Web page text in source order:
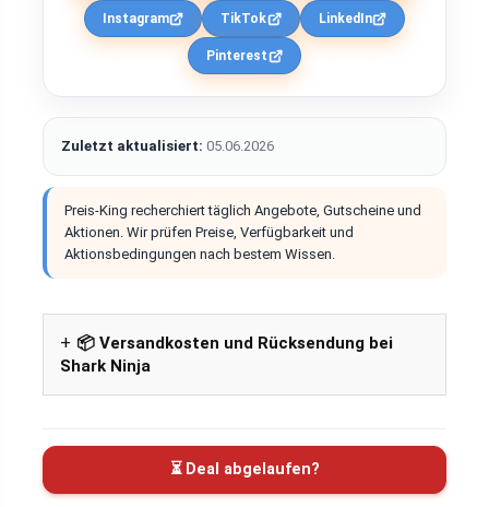
Instagram TikTok LinkedIn
Pinterest
Zuletzt aktualisiert: 05.06.2026
Preis-King recherchiert täglich Angebote, Gutscheine und
Aktionen. Wir prüfen Preise, Verfügbarkeit und
Aktionsbedingungen nach bestem Wissen.
📦 Versandkosten und Rücksendung bei
Shark Ninja
⏳ Deal abgelaufen?